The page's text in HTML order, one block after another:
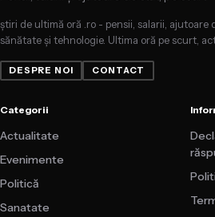
știri de ultimă oră .ro - pensii, salarii, ajutoare
sănătate și tehnologie. Ultima oră pe scurt,
DESPRE NOI CONTACT
Categorii
Actualitate
Evenimente
Politică
Sanatate